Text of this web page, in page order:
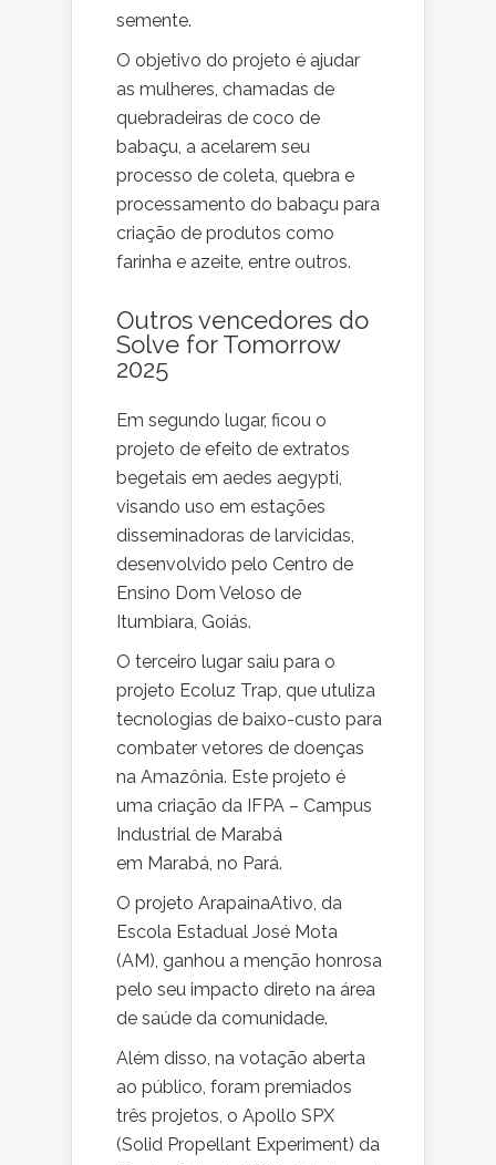
semente.
O objetivo do projeto é ajudar
as mulheres, chamadas de
quebradeiras de coco de
babaçu, a acelarem seu
processo de coleta, quebra e
processamento do babaçu para
criação de produtos como
farinha e azeite, entre outros.
Outros vencedores do
Solve for Tomorrow
2025
Em segundo lugar, ficou o
projeto de efeito de extratos
begetais em aedes aegypti,
visando uso em estações
disseminadoras de larvicidas,
desenvolvido pelo Centro de
Ensino Dom Veloso de
Itumbiara, Goiás.
O terceiro lugar saiu para o
projeto Ecoluz Trap, que utuliza
tecnologias de baixo-custo para
combater vetores de doenças
na Amazônia. Este projeto é
uma criação da IFPA – Campus
Industrial de Marabá
em Marabá, no Pará.
O projeto ArapainaAtivo, da
Escola Estadual José Mota
(AM), ganhou a menção honrosa
pelo seu impacto direto na área
de saúde da comunidade.
Além disso, na votação aberta
ao público, foram premiados
três projetos, o Apollo SPX
(Solid Propellant Experiment) da